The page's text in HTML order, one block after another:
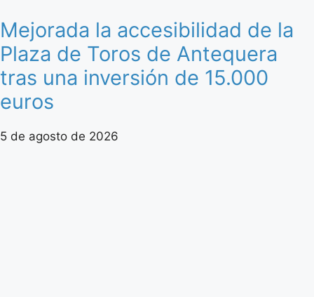
Mejorada la accesibilidad de la
Plaza de Toros de Antequera
tras una inversión de 15.000
euros
5 de agosto de 2026